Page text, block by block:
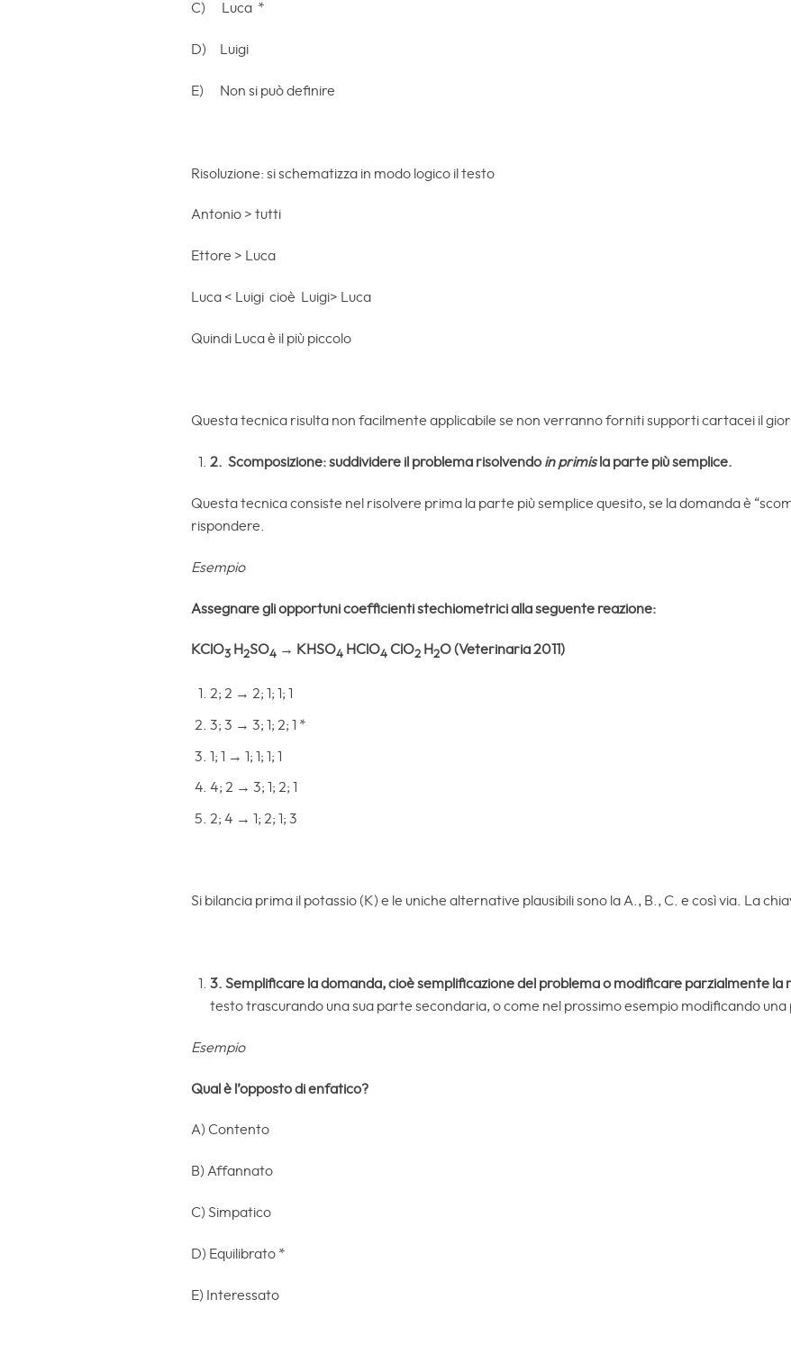
C) Luca *
D) Luigi
E) Non si può definire
Risoluzione: si schematizza in modo logico il testo
Antonio > tutti
Ettore > Luca
Luca < Luigi cioè Luigi> Luca
Quindi Luca è il più piccolo
Questa tecnica risulta non facilmente applicabile se non verranno forniti supporti cartacei il
2. Scomposizione: suddividere il problema risolvendo in primisla parte più semplice.
Questa tecnica consiste nel risolvere prima la parte più semplice quesito, se la domanda è
rispondere.
Esempio
Assegnare gli opportuni coefficienti stechiometrici alla seguente reazione:
KClO3 H2SO4 → KHSO4 HClO4 ClO2 H2O (Veterinaria 2011)
2; 2 → 2; 1; 1; 1
3; 3 → 3; 1; 2; 1 *
1; 1 → 1; 1; 1; 1
4; 2 → 3; 1; 2; 1
2; 4 → 1; 2; 1; 3
Si bilancia prima il potassio (K) e le uniche alternative plausibili sono la A., B., C. e così via. La
3. Semplificare la domanda,cioè semplificazione del problema o modificare parzialmente la
testo trascurando una sua parte secondaria, o come nel prossimo esempio modificando
Esempio
Qual è l’opposto di enfatico?
A) Contento
B) Affannato
C) Simpatico
D) Equilibrato *
E) Interessato